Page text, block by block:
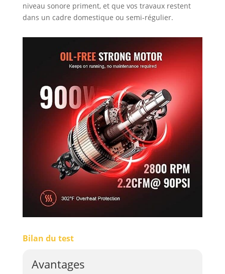
niveau sonore priment, et que vos travaux restent
dans un cadre domestique ou semi-régulier.
Bilan du test
Avantages